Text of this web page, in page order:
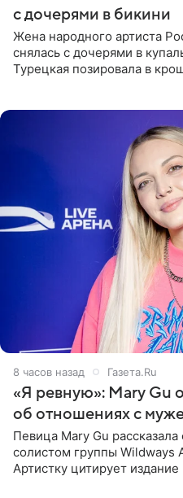
с дочерями в бикини
Жена народного артиста
снялась с дочерями в
Турецкая позировала в
8 часов назад Газета.Ru
«Я ревную»: Mary Gu
об отношениях с
Певица Mary Gu
солистом группы Wildways
Артистку цитирует